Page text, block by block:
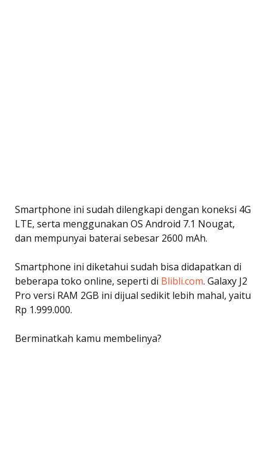
Smartphone ini sudah dilengkapi dengan koneksi 4G
LTE, serta menggunakan OS Android 7.1 Nougat,
dan mempunyai baterai sebesar 2600 mAh.
Smartphone ini diketahui sudah bisa didapatkan di
beberapa toko online, seperti di Blibli.com. Galaxy J2
Pro versi RAM 2GB ini dijual sedikit lebih mahal, yaitu
Rp 1.999.000.
Berminatkah kamu membelinya?